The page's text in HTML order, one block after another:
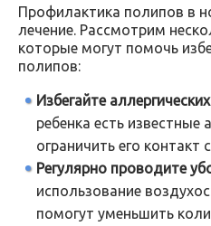
Профилактика полипов в
лечение. Рассмотрим
которые могут помочь
полипов:
Избегайте
ребенка есть известные
ограничить его контакт
Регулярно проводите
использование
помогут уменьшить